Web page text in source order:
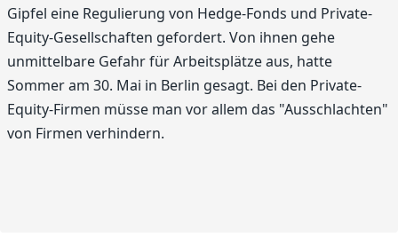
Gipfel eine Regulierung von Hedge-Fonds und Private-
Equity-Gesellschaften gefordert. Von ihnen gehe
unmittelbare Gefahr für Arbeitsplätze aus, hatte
Sommer am 30. Mai in Berlin gesagt. Bei den Private-
Equity-Firmen müsse man vor allem das "Ausschlachten"
von Firmen verhindern.